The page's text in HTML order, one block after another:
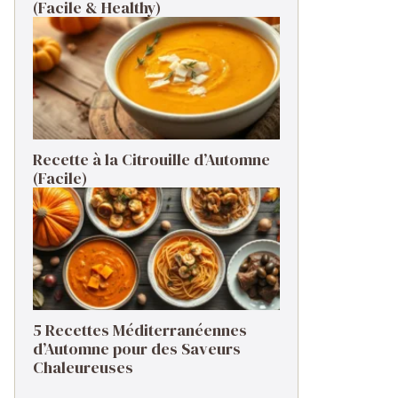
(Facile & Healthy)
Recette à la Citrouille d’Automne
(Facile)
5 Recettes Méditerranéennes
d’Automne pour des Saveurs
Chaleureuses